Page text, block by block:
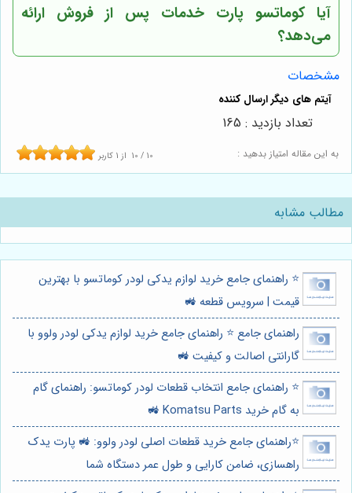
آیاکوماتسو پارت خدمات پس از فروش ارائه
می‌دهد؟
مشخصات
به این مقاله امتیاز بدهید : 10 / 10 از 1 کاربر
تعداد بازدید : 165
مطالب مشابه
⭐️ راهنمای جامع خرید لوازم یدکی لودر کوماتسو با بهترین
قیمت | سرویس قطعه 🚜
راهنمای جامع ⭐️ راهنمای جامع خرید لوازم یدکی لودر ولوو با
گارانتی اصالت و کیفیت 🚜
⭐️ راهنمای جامع انتخاب قطعات لودر کوماتسو: راهنمای گام
به گام خرید Komatsu Parts 🚜
⭐️راهنمای جامع خرید قطعات اصلی لودر ولوو: 🚜 پارت یدک
راهسازی، ضامن کارایی و طول عمر دستگاه شما